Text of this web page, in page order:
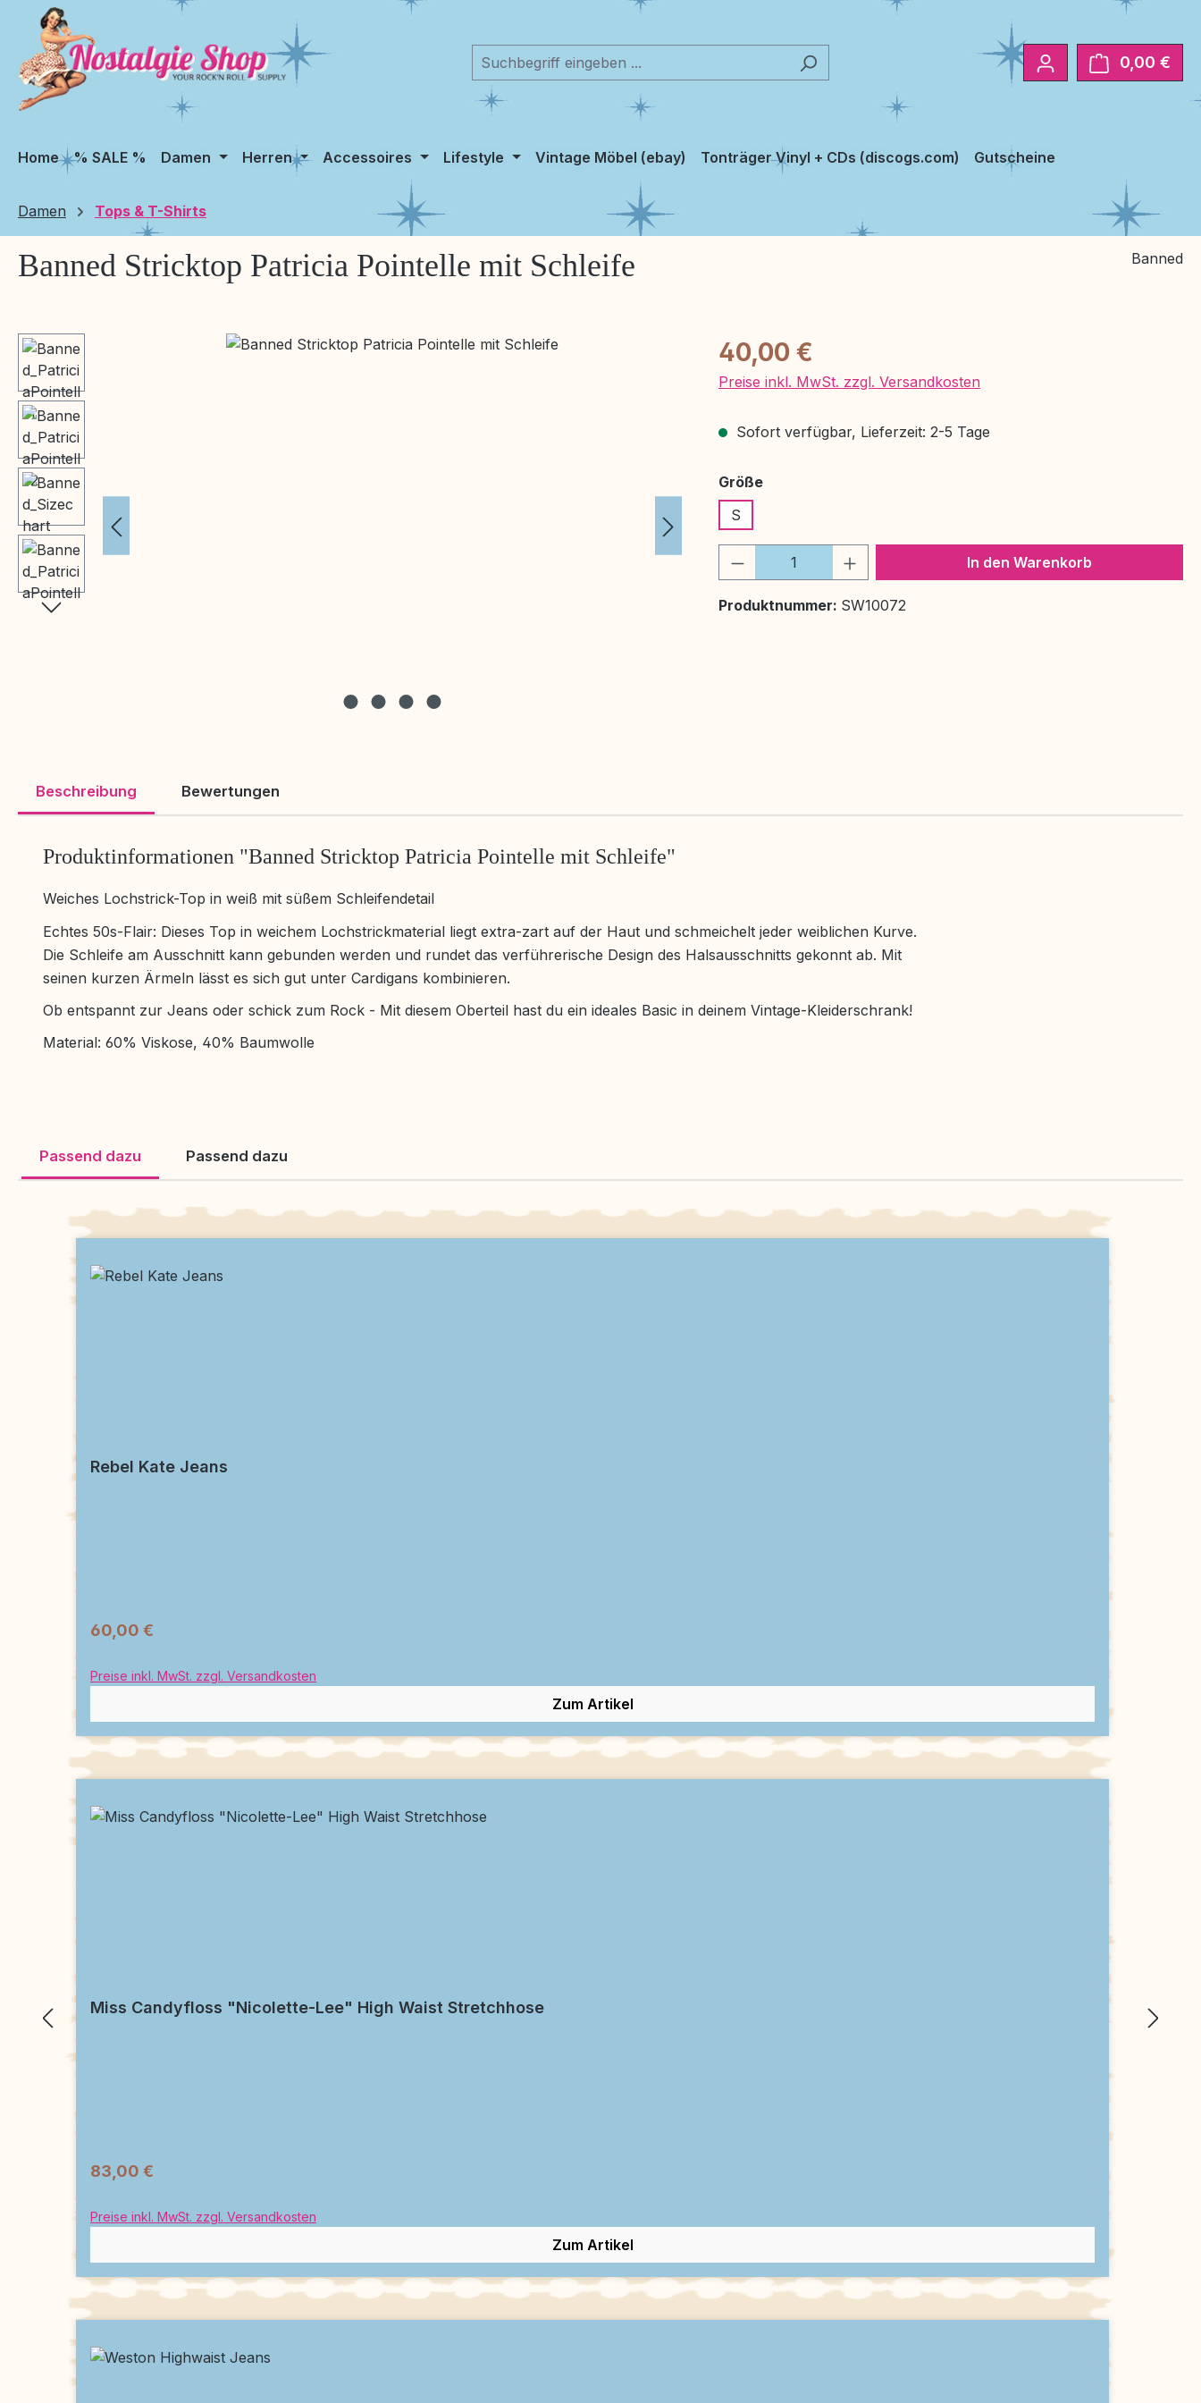
Hauptinhalt springen
Zur Suche springen
Zur Hauptnavigation springen
0,00 €
Home % SALE % Damen Herren Accessoires Lifestyle Vintage Möbel (ebay) Tonträger Vinyl + CDs (discogs.com) Gutscheine
Damen Tops & T-Shirts
Banned Stricktop Patricia Pointelle mit Schleife Banned
Bildergalerie überspringen Regulärer Preis:
40,00 €
Preise inkl. MwSt. zzgl. Versandkosten
Sofort verfügbar, Lieferzeit: 2-5 Tage
Größeauswählen
S
Produkt Anzahl: Gib den gewünschten Wert
In den Warenkorb
Produktnummer: SW10072
Beschreibung Bewertungen
Produktinformationen "Banned Stricktop Patricia Pointelle mit Schleife"
Weiches Lochstrick-Top in weiß mit süßem Schleifendetail
Echtes 50s-Flair: Dieses Top in weichem Lochstrickmaterial liegt extra-zart auf der Haut und schmeichelt jeder weiblichen Kurve.
Die Schleife am Ausschnitt kann gebunden werden und rundet das verführerische Design des Halsausschnitts gekonnt ab. Mit
seinen kurzen Ärmeln lässt es sich gut unter Cardigans kombinieren.
Ob entspannt zur Jeans oder schick zum Rock - Mit diesem Oberteil hast du ein ideales Basic in deinem Vintage-Kleiderschrank!
Material: 60% Viskose, 40% Baumwolle
Passend dazu Passend dazu
Produktgalerie überspringen
Rebel Kate Jeans
60,00 €
Preise inkl. MwSt. zzgl. Versandkosten
Zum Artikel
Miss Candyfloss "Nicolette-Lee" High Waist Stretchhose
83,00 €
Preise inkl. MwSt. zzgl. Versandkosten
Zum Artikel